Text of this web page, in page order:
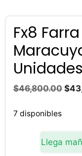
Fx8
Unidades
$46,800.00 El
$
7 disponibles
Llega